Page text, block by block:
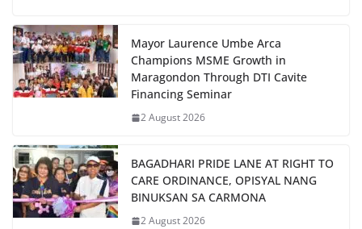
Mayor Laurence Umbe Arca
Champions MSME Growth in
Maragondon Through DTI Cavite
Financing Seminar
2 August 2026
BAGADHARI PRIDE LANE AT RIGHT TO
CARE ORDINANCE, OPISYAL NANG
BINUKSAN SA CARMONA
2 August 2026